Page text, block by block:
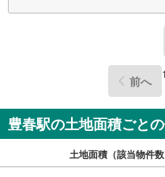
前へ 1
豊春駅の土地面積ごと
土地面積（該当物件数